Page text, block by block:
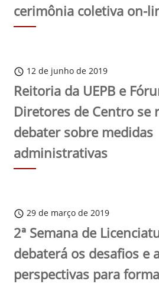
cerimônia coletiva on-
schedule 12 de junho de 2019
Reitoria da UEPB e
Diretores de Centro se
debater sobre medidas
administrativas
schedule 29 de março de 2019
2ª Semana de
debaterá os desafios e
perspectivas para